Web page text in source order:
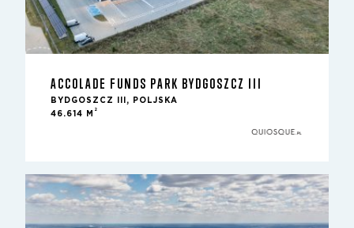
ACCOLADE FUNDS PARK BYDGOSZCZ III
BYDGOSZCZ III, POLJSKA
46.614 M
2